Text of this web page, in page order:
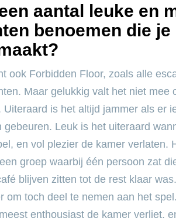
aantal leuke en
benoemen die je
ook Forbidden Floor, zoals alle
Maar gelukkig valt het niet mee
Uiteraard is het altijd jammer als er
gebeuren. Leuk is het uiteraard
en vol plezier de kamer verlaten.
groep waarbij één persoon zat
blijven zitten tot de rest klaar
om toch deel te nemen aan het
enthousiast de kamer verliet,